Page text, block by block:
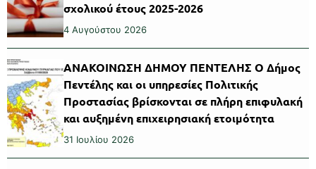
σχολικού έτους 2025-2026
4 Αυγούστου 2026
ΑΝΑΚΟΙΝΩΣΗ ΔΗΜΟΥ ΠΕΝΤΕΛΗΣ Ο Δήμος
Πεντέλης και οι υπηρεσίες Πολιτικής
Προστασίας βρίσκονται σε πλήρη επιφυλακή
και αυξημένη επιχειρησιακή ετοιμότητα
31 Ιουλίου 2026